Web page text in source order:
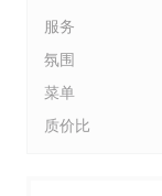
服务
氛围
菜单
质价比